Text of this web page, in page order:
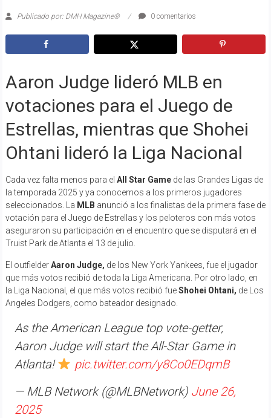
Publicado por: DMH Magazine® 0 comentarios
Aaron Judge lideró MLB en
votaciones para el Juego de
Estrellas, mientras que Shohei
Ohtani lideró la Liga Nacional
Cada vez falta menos para el All Star Gamede las Grandes Ligas de
la temporada 2025 y ya conocemos a los primeros jugadores
seleccionados. La MLB anunció a los finalistas de la primera fase de
votación para el Juego de Estrellas y los peloteros con más votos
aseguraron su participación en el encuentro que se disputará en el
Truist Park de Atlanta el 13 de julio.
El outfielderAaron Judge, de los New York Yankees, fue el jugador
que más votos recibió de toda la Liga Americana. Por otro lado, en
la Liga Nacional, el que más votos recibió fueShohei Ohtani, de Los
Angeles Dodgers, como bateador designado.
As the American League top vote-getter,
Aaron Judge will start the All-Star Game in
Atlanta!
pic.twitter.com/y8Co0EDqmB
— MLB Network (@MLBNetwork) June 26,
2025